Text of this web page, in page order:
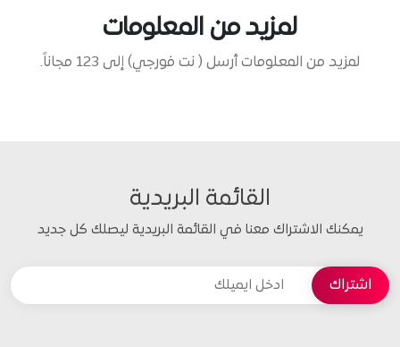
لمزيد من المعلومات
لمزيد من المعلومات أرسل ( نت فورجي) إلى 123 مجاناً.
القائمة البريدية
يمكنك الاشتراك معنا في القائمة البريدية ليصلك كل جديد